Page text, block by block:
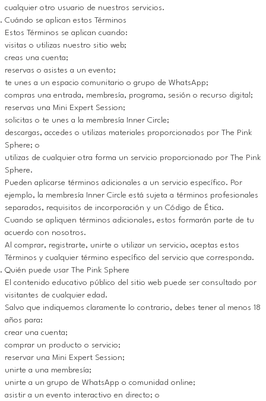
cualquier otro usuario de nuestros servicios.
Cuándo se aplican estos Términos
Estos Términos se aplican cuando:
visitas o utilizas nuestro sitio web;
creas una cuenta;
reservas o asistes a un evento;
te unes a un espacio comunitario o grupo de WhatsApp;
compras una entrada, membresía, programa, sesión o recurso digital;
reservas una Mini Expert Session;
solicitas o te unes a la membresía Inner Circle;
descargas, accedes o utilizas materiales proporcionados por The Pink
Sphere; o
utilizas de cualquier otra forma un servicio proporcionado por The Pink
Sphere.
Pueden aplicarse términos adicionales a un servicio específico. Por
ejemplo, la membresía Inner Circle está sujeta a términos profesionales
separados, requisitos de incorporación y un Código de Ética.
Cuando se apliquen términos adicionales, estos formarán parte de tu
acuerdo con nosotros.
Al comprar, registrarte, unirte o utilizar un servicio, aceptas estos
Términos y cualquier término específico del servicio que corresponda.
Quién puede usar The Pink Sphere
El contenido educativo público del sitio web puede ser consultado por
visitantes de cualquier edad.
Salvo que indiquemos claramente lo contrario, debes tener al menos 18
años para:
crear una cuenta;
comprar un producto o servicio;
reservar una Mini Expert Session;
unirte a una membresía;
unirte a un grupo de WhatsApp o comunidad online;
asistir a un evento interactivo en directo; o